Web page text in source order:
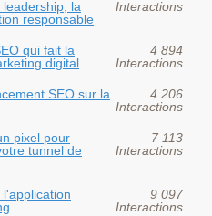
leadership, la
responsable
Interactions
qui fait la
digital
4 894
Interactions
SEO sur la
4 206
Interactions
pixel pour
tunnel de
7 113
Interactions
9 097
Interactions